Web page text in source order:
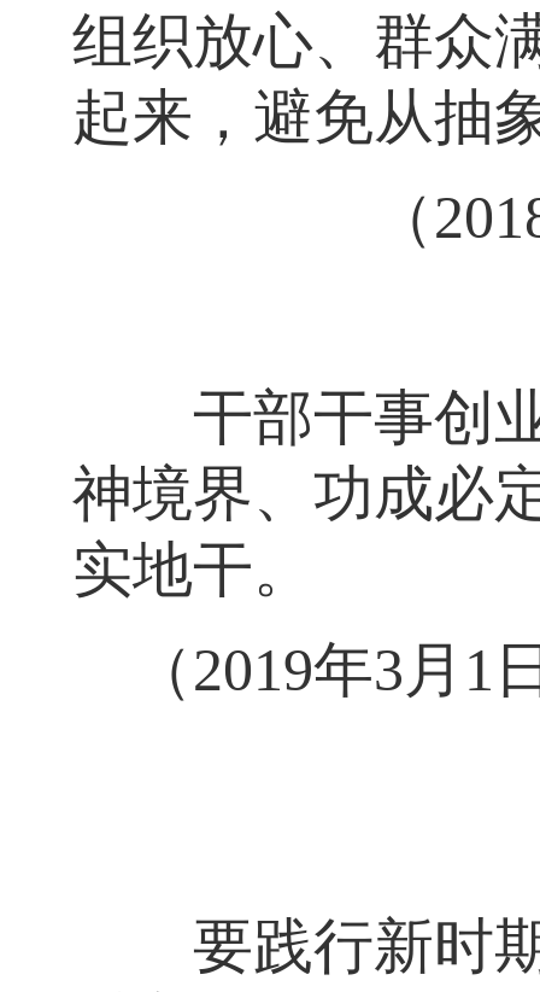
组织放心、群众
起来，避免从抽
（
干部干事创业
神境界、功成必
实地干。
（2019年3月
要践行新时期